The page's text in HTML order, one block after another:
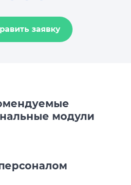
заявку
модули